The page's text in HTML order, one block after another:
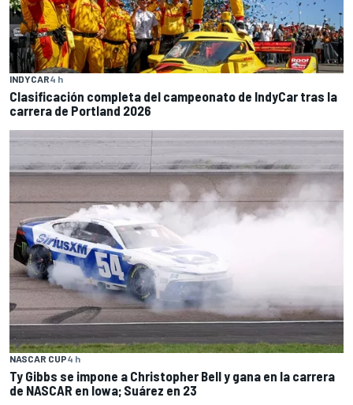
INDYCAR4 h
Clasificación completa del campeonato de IndyCar tras la
carrera de Portland 2026
NASCAR CUP4 h
Ty Gibbs se impone a Christopher Bell y gana en la carrera
de NASCAR en Iowa; Suárez en 23